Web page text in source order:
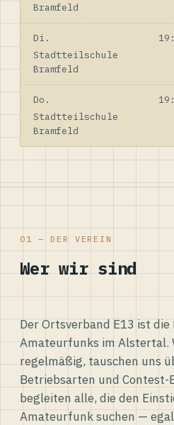
Bramfeld
Di.
Stadtteilschule
Bramfeld
Do.
Stadtteilschule
Bramfeld
01 — DER VEREIN
Wer wir sind
Der Ortsverband E13 ist die
Amateurfunks im Alstertal.
regelmäßig, tauschen uns
Betriebsarten und Contest-
begleiten alle, die den
Amateurfunk suchen —